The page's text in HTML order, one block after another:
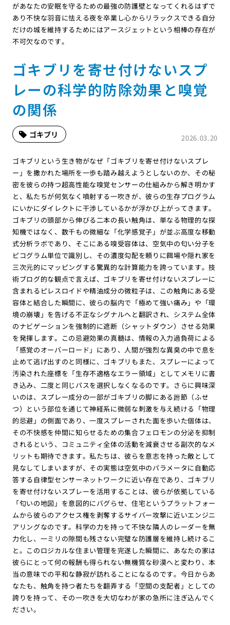
があなたの安眠を守るための最強の防護壁となってくれるはずで
あり不快な羽音に怯える夜を卒業し心からリラックスできる自分
だけの城を維持するためにはアースジェットという相棒の存在が
不可欠なのです。
ゴキブリを寄せ付けないスプ
レーの科学的防除効果と嗅覚
の関係
2026.03.20
ゴキブリ
ゴキブリという生き物がなぜ「ゴキブリを寄せ付けないスプレ
ー」を撒かれた場所を一歩も踏み越えようとしないのか、その秘
密を彼らの持つ超高性能な嗅覚センサーの仕組みから解き明かす
と、私たちが何気なく噴射する一吹きが、彼らの生存プログラム
にいかにダイレクトに干渉しているかが浮かび上がってきます。
ゴキブリの頭部から伸びる二本の長い触角は、単なる物理的な探
知機ではなく、数千もの微細な「化学感覚子」が並ぶ高度な移動
式分析ラボであり、そこにある嗅受容体は、空気中の匂い分子を
ピコグラム単位で識別し、その濃度勾配を頼りに餌場や隠れ家を
三次元的にマッピングする驚異的な計算能力を誇っています。技
術ブログ的な観点で言えば、ゴキブリを寄せ付けないスプレーに
含まれるピレスロイドや精油成分の微粒子は、この触角にある受
容体と結合した瞬間に、彼らの脳内で「極めて強い痛み」や「環
境の崩壊」を告げる不正なシグナルへと翻訳され、システム全体
のナビゲーションを強制的に遮断（シャットダウン）させる効果
を発揮します。この忌避効果の真髄は、情報の入力過負荷による
「感覚のオーバーロード」にあり、人間が強烈な異臭の中で息を
止めて逃げ出すのと同様に、ゴキブリもまた、スプレーによって
汚染された座標を「生存不適格なエラー領域」としてメモリに書
き込み、二度と同じパスを選択しなくなるのです。さらに興味深
いのは、スプレー成分の一部がゴキブリの脚にある跗節（ふせ
つ）という部位を通じて神経系に微弱な刺激を与え続ける「物理
的忌避」の側面であり、一度スプレーされた面を歩いた個体は、
その不快感を仲間に知らせるための集合フェロモンの分泌を抑制
されるという、コミュニティ全体の活動を減衰させる副次的なメ
リットも期待できます。私たちは、彼らを意志を持った敵として
見なしてしまいますが、その実態は空気中のパラメータに自動応
答する自律型センサーネットワークに近い存在であり、ゴキブリ
を寄せ付けないスプレーを活用することは、彼らが依拠している
「匂いの地図」を意図的にバグらせ、住宅というプラットフォー
ムから彼らのアクセス権を剥奪するサイバー攻撃に近いエンジニ
アリングなのです。科学の力を持って不快な隣人のレーダーを無
力化し、一ミリの隙間も残さない完璧な防護層を維持し続けるこ
と。このロジカルな住まい管理を完遂した瞬間に、あなたの家は
彼らにとって何の報酬も得られない無機質な砂漠へと変わり、本
当の意味での平和な静寂が訪れることになるのです。今日からあ
なたも、触角を持つ者たちを翻弄する「空間の支配者」としての
誇りを持って、その一吹きを大切なわが家の急所に注ぎ込んでく
ださい。